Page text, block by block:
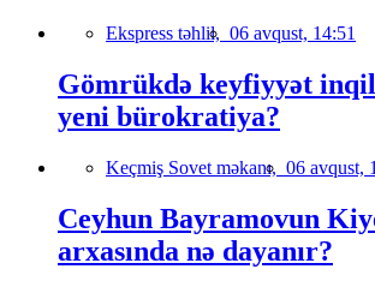
Ekspress təhlil, 06 avqust, 14:51
Gömrükdə keyfiyyət
yeni bürokratiya?
Keçmiş Sovet məkanı, 06 avqust,
Ceyhun Bayramovun
arxasında nə dayanır?